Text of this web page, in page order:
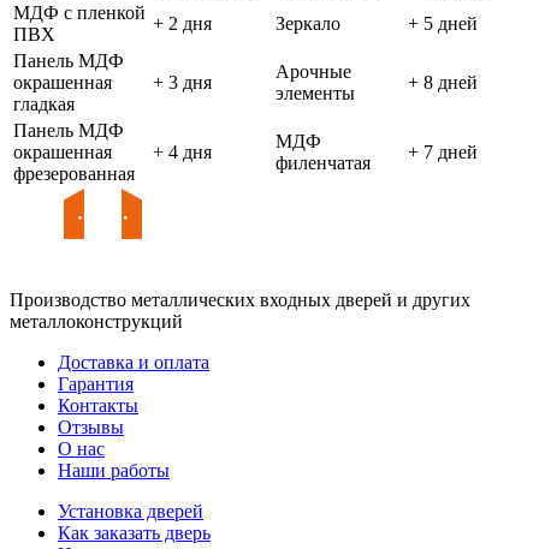
МДФ с пленкой
ПВХ
+ 2 дня Зеркало
+ 5 дней
Панель МДФ
окрашенная
гладкая
+ 3 дня
Арочные
элементы
+ 8 дней
Панель МДФ
окрашенная
фрезерованная
+ 4 дня
МДФ
филенчатая
+ 7 дней
Производство металлических входных дверей и других
металлоконструкций
Доставка и оплата
Гарантия
Контакты
Отзывы
О нас
Наши работы
Установка дверей
Как заказать дверь